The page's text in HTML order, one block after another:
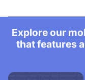
Explore our
that features